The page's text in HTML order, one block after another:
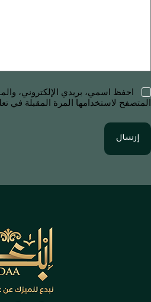
احفظ اسمي، بريدي الإلكتروني،
المتصفح لاستخدامها المرة المقبلة في
إرسال